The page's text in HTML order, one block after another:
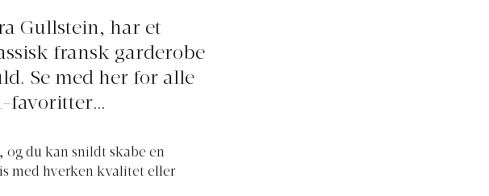
Gullstein, har et
fransk garderobe
Se med her for alle
favoritter…
og du kan snildt skabe en
med hverken kvalitet eller